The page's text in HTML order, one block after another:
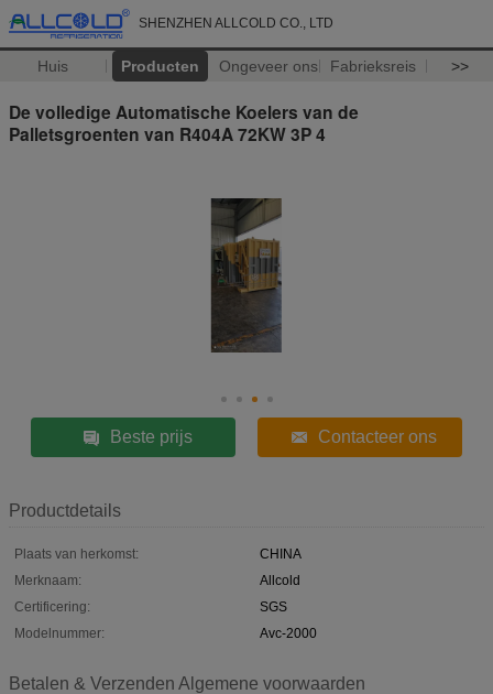
SHENZHEN ALLCOLD CO., LTD
Huis Producten Ongeveer ons Fabrieksreis >>
De volledige Automatische Koelers van de
Palletsgroenten van R404A 72KW 3P 4
Beste prijs Contacteer ons
Productdetails
Plaats van herkomst:
CHINA
Merknaam:
Allcold
Certificering:
SGS
Modelnummer:
Avc-2000
Betalen & Verzenden Algemene voorwaarden